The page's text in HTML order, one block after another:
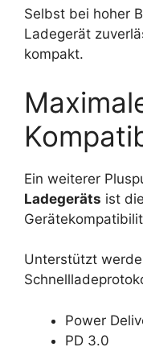
Selbst bei hoher
Ladegerät
kompakt.
Ein weiterer
Ladegeräts ist
Unterstützt
Power
PD 3.0